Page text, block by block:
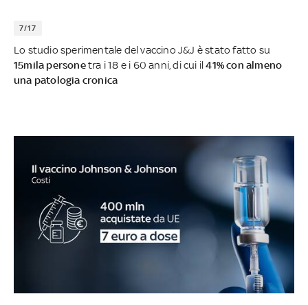
7/17
Lo studio sperimentale del vaccino J&J è stato fatto su
15mila personetra i 18 e i 60 anni, di cui il41% con almeno
una patologia cronica